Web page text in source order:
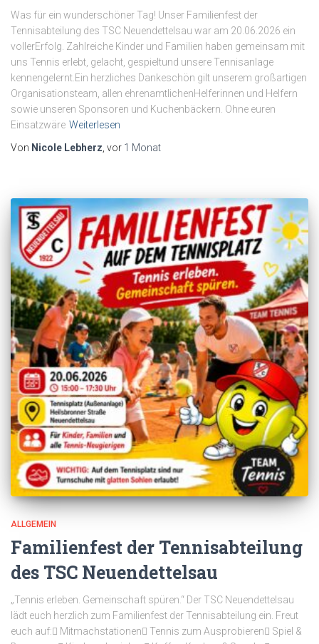
Was für ein wunderschöner Tag! Unser Familienfest der
Tennisabteilung des TSC Neuendettelsau war am 20.06.2026 ein
vollerErfolg. Zahlreiche Kinder und Familien haben gemeinsam mit
uns Tennis erlebt, gelacht, gespieltund unsere Tennisanlage
kennengelernt.Ein herzliches Dankeschön gilt unserem großartigen
Organisationsteam, allen ehrenamtlichenHelferinnen und Helfern
sowie unseren Sponsoren und Kuchenbäckern. Ohne euren
Einsatzwäre Weiterlesen
Von Nicole Lebherz , vor 1 Monat
ALLGEMEIN
Familienfest der Tennisabteilung
des TSC Neuendettelsau
„Tennis erleben. Gemeinschaft spüren.“ Der TSC Neuendettelsau
lädt euch herzlich zum Familienfest der Tennisabteilung ein. Freut
euch auf: Mitmachstationen Tennis zum Ausprobieren Spiel &